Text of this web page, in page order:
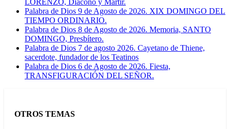
Palabra de Dios 9 de Agosto de 2026. XIX DOMINGO DEL
TIEMPO ORDINARIO.
Palabra de Dios 8 de Agosto de 2026. Memoria, SANTO
DOMINGO, Presbítero.
Palabra de Dios 7 de agosto 2026. Cayetano de Thiene,
sacerdote, fundador de los Teatinos
Palabra de Dios 6 de Agosto de 2026. Fiesta,
TRANSFIGURACIÓN DEL SEÑOR.
OTROS TEMAS